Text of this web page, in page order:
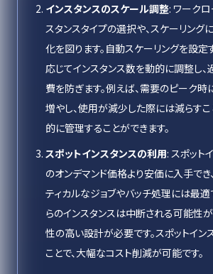
インスタンスのスケール調整: ワーク
スタンスタイプの選択や、スケーリング
化を図ります。自動スケーリングを設定
応じてインスタンス数を動的に調整し、
費を防ぎます。例えば、需要のピーク時
増やし、使用が減少した際には減らすこ
的に管理することができます。
スポットインスタンスの利用: スポット
のオンデマンド価格より安価に入手でき
ティカルなジョブやバッチ処理には最適
らのインスタンスは中断される可能性
性の高い設計が必要です。スポットイン
ことで、大幅なコスト削減が可能です。